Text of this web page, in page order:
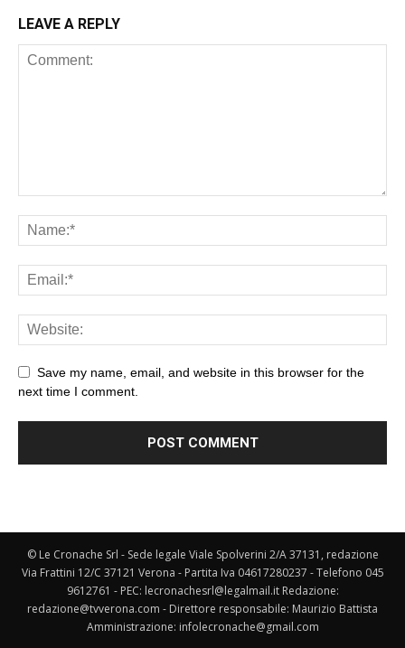
LEAVE A REPLY
Save my name, email, and website in this browser for the
next time I comment.
© Le Cronache Srl - Sede legale Viale Spolverini 2/A 37131, redazione
Via Frattini 12/C 37121 Verona - Partita Iva 04617280237 - Telefono 045
9612761 - PEC: lecronachesrl@legalmail.it Redazione:
redazione@tvverona.com - Direttore responsabile: Maurizio Battista
Amministrazione: infolecronache@gmail.com